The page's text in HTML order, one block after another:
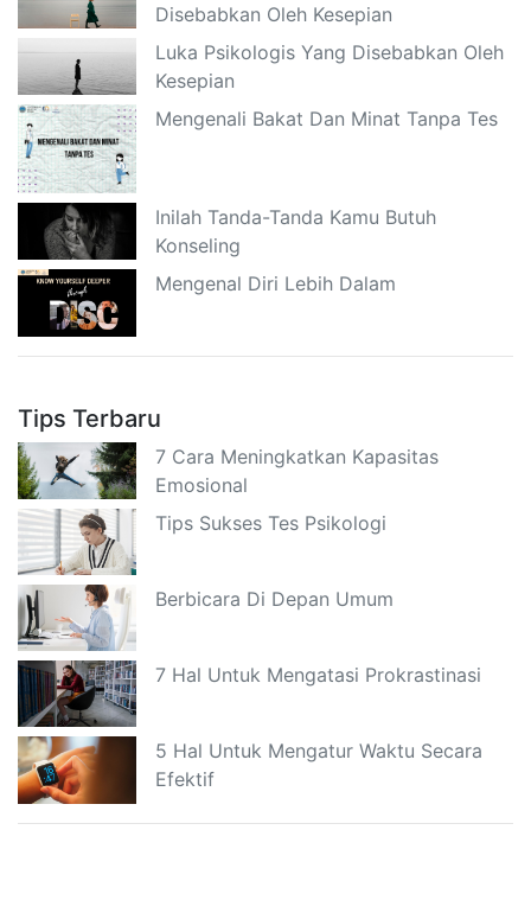
Disebabkan Oleh Kesepian
Luka Psikologis Yang Disebabkan Oleh
Kesepian
Mengenali Bakat Dan Minat Tanpa Tes
Inilah Tanda-Tanda Kamu Butuh
Konseling
Mengenal Diri Lebih Dalam
Tips Terbaru
7 Cara Meningkatkan Kapasitas
Emosional
Tips Sukses Tes Psikologi
Berbicara Di Depan Umum
7 Hal Untuk Mengatasi Prokrastinasi
5 Hal Untuk Mengatur Waktu Secara
Efektif